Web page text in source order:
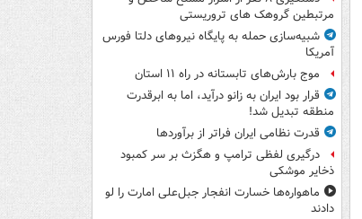
مرتبطین گروهک های تروریستی
شبیه‌سازی حمله به پایگاه نیروهای دلتا فورس
آمریکا
موج بارش‌های تابستانه در راه ۱۱ استان
قرار بود ایران به زانو درآید، اما به ابرقدرت
منطقه تبدیل شد!
قدرت نظامی ایران فراتر از برآوردها
درگیری لفظی ترامپ و هگزث بر سر کمبود
ذخایر موشکی
ماهواره‌ها خسارت انفجار جبل‌علی امارت را لو
دادند